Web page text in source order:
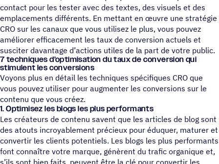
contact pour les tester avec des textes, des visuels et des
emplacements différents. En mettant en œuvre une stratégie
CRO sur les canaux que vous utilisez le plus, vous pouvez
améliorer efficacement les taux de conversion actuels et
susciter davantage d’actions utiles de la part de votre public.
7 tech­niques d’optimisation du taux de conver­sion qui
stimulent les conversions
Voyons plus en détail les techniques spécifiques CRO que
vous pouvez utiliser pour augmenter les conversions sur le
contenu que vous créez.
1. Optimisez les blogs les plus performants
Les créateurs de contenu savent que les articles de blog sont
des atouts incroyablement précieux pour éduquer, maturer et
convertir les clients potentiels. Les blogs les plus performants
font connaître votre marque, génèrent du trafic organique et,